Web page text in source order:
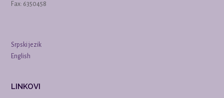
Fax: 6350458
Srpski jezik
English
LINKOVI